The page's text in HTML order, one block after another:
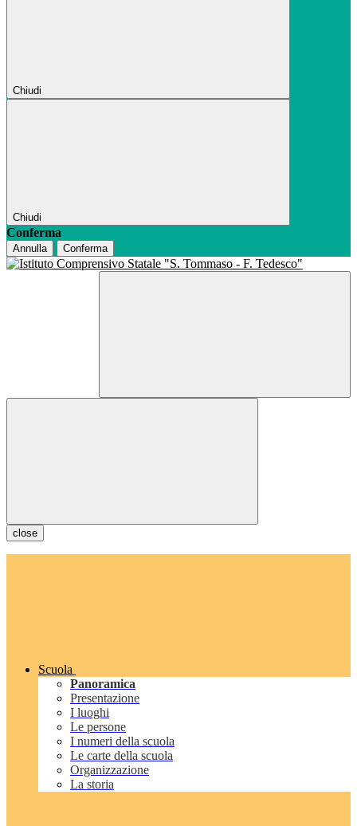
Chiudi
Chiudi
Conferma
Annulla Conferma
close
Scuola
Panoramica
Presentazione
I luoghi
Le persone
I numeri della scuola
Le carte della scuola
Organizzazione
La storia